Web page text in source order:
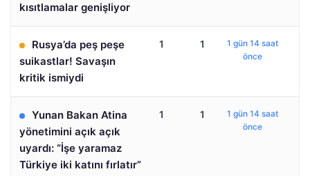
kısıtlamalar genişliyor
Rusya’da peş peşe
suikastlar! Savaşın
kritik ismiydi
1 1
1 gün 14 saat
önce
Yunan Bakan Atina
yönetimini açık açık
uyardı: “İşe yaramaz
Türkiye iki katını fırlatır”
1 1
1 gün 14 saat
önce